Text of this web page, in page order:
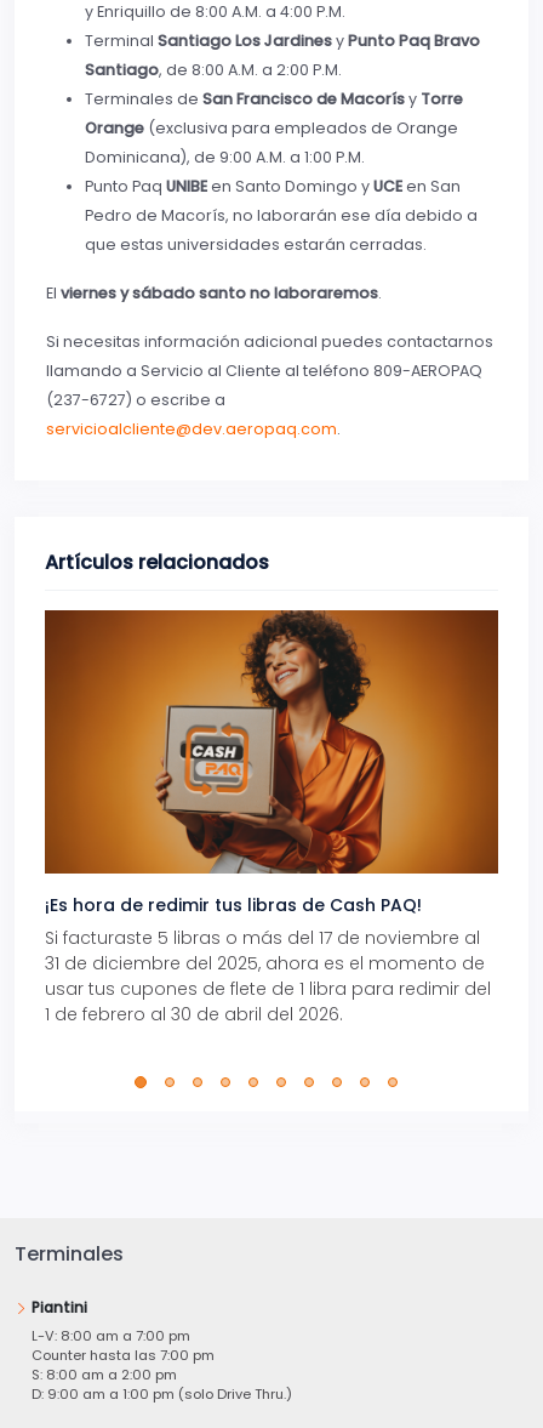
y Enriquillo de 8:00 A.M. a 4:00 P.M.
Terminal Santiago Los JardinesyPunto Paq Bravo
Santiago, de 8:00 A.M. a 2:00 P.M.
Terminales de San Francisco de Macorísy Torre
Orange (exclusiva para empleados de Orange
Dominicana), de 9:00 A.M. a 1:00 P.M.
Punto Paq UNIBEen Santo Domingo yUCEen San
Pedro de Macorís, no laborarán ese día debido a
que estas universidades estarán cerradas.
El viernes y sábado santo no laboraremos.
Si necesitas información adicional puedes contactarnos
llamando a Servicio al Cliente al teléfono 809-AEROPAQ
(237-6727) o escribe a
servicioalcliente@dev.aeropaq.com.
Artículos relacionados
¡Es hora de redimir tus libras de Cash PAQ!
Si facturaste 5 libras o más del 17 de noviembre al
31 de diciembre del 2025, ahora es el momento de
usar tus cupones de flete de 1 libra para redimir del
1 de febrero al 30 de abril del 2026.
Terminales
Piantini
L-V: 8:00 am a 7:00 pm
Counter hasta las 7:00 pm
S: 8:00 am a 2:00 pm
D: 9:00 am a 1:00 pm (solo Drive Thru.)